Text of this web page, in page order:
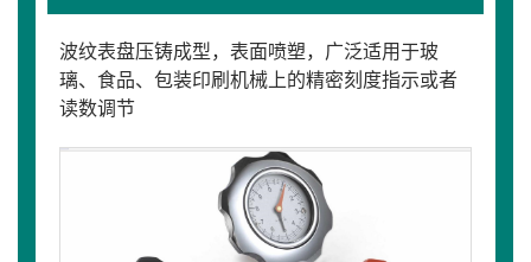
波纹表盘压铸成型，表面喷塑，广泛适用于玻
璃、食品、包装印刷机械上的精密刻度指示或者
读数调节